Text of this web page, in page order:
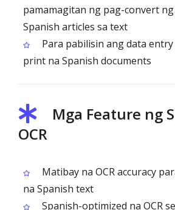
pamamagitan ng pag-convert
Spanish articles sa text
Para pabilisin ang data
print na Spanish documents
Mga Feature ng
OCR
Matibay na OCR accuracy
na Spanish text
Spanish-optimized na OCR